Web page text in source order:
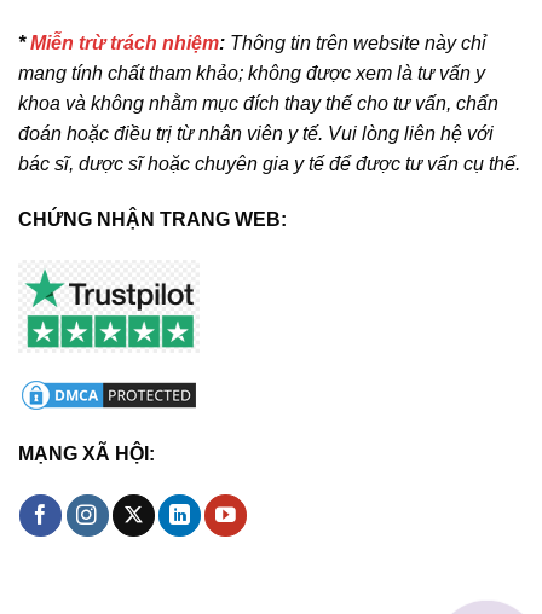
*Miễn trừ trách nhiệm: Thông tin trên website này chỉ
mang tính chất tham khảo; không được xem là tư vấn y
khoa và không nhằm mục đích thay thế cho tư vấn, chẩn
đoán hoặc điều trị từ nhân viên y tế. Vui lòng liên hệ với
bác sĩ, dược sĩ hoặc chuyên gia y tế để được tư vấn cụ thể.
CHỨNG NHẬN TRANG WEB:
MẠNG XÃ HỘI: